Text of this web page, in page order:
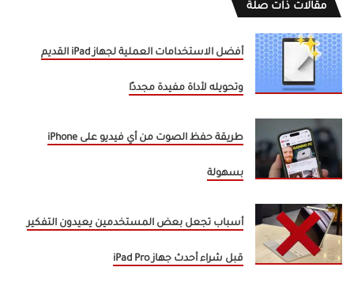
مقالات ذات صلة
أفضل الاستخدامات العملية لجهاز iPad القديم
وتحويله لأداة مفيدة مجددًا
طريقة حفظ الصوت من أي فيديو على iPhone
بسهولة
أسباب تجعل بعض المستخدمين يعيدون التفكير
قبل شراء أحدث جهاز iPad Pro